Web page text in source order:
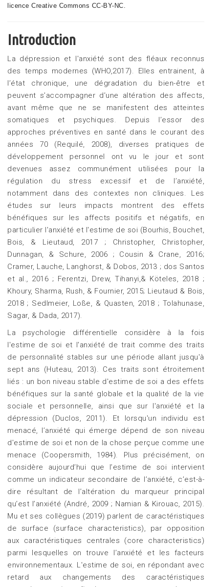
licence Creative Commons CC-BY-NC.
Introduction
La dépression et l'anxiété sont des fléaux reconnus
des temps modernes (WHO,2017). Elles entrainent, à
l’état chronique, une dégradation du bien-être et
peuvent s’accompagner d’une altération des affects,
avant même que ne se manifestent des atteintes
somatiques et psychiques. Depuis l’essor des
approches préventives en santé dans le courant des
années 70 (Requilé, 2008), diverses pratiques de
développement personnel ont vu le jour et sont
devenues assez communément utilisées pour la
régulation du stress excessif et de l’anxiété,
notamment dans des contextes non cliniques. Les
études sur leurs impacts montrent des effets
bénéfiques sur les affects positifs et négatifs, en
particulier l'anxiété et l'estime de soi (Bourhis, Bouchet,
Bois, & Lieutaud, 2017 ; Christopher, Christopher,
Dunnagan, & Schure, 2006 ; Cousin & Crane, 2016;
Cramer, Lauche, Langhorst, & Dobos, 2013 ; dos Santos
et al., 2016 ; Ferentzi, Drew, Tihanyi,& Köteles, 2018 ;
Khoury, Sharma, Rush, & Fournier, 2015; Lieutaud & Bois,
2018 ; Sedlmeier, Loße, & Quasten, 2018 ; Tolahunase,
Sagar, & Dada, 2017).
La psychologie différentielle considère à la fois
l'estime de soi et l'anxiété de trait comme des traits
de personnalité stables sur une période allant jusqu'à
sept ans (Huteau, 2013). Ces traits sont étroitement
liés : un bon niveau stable d'estime de soi a des effets
bénéfiques sur la santé globale et la qualité de la vie
sociale et personnelle, ainsi que sur l'anxiété et la
dépression (Duclos, 2011). Et lorsqu'un individu est
menacé, l’anxiété qui émerge dépend de son niveau
d'estime de soi et non de la chose perçue comme une
menace (Coopersmith, 1984). Plus précisément, on
considère aujourd’hui que l’estime de soi intervient
comme un indicateur secondaire de l’anxiété, c’est-à-
dire résultant de l’altération du marqueur principal
qu’est l’anxiété (André, 2009 ; Namian & Kirouac, 2015).
Mu et ses collègues (2019) parlent de caractéristiques
de surface (surface characteristics), par opposition
aux caractéristiques centrales (core characteristics)
parmi lesquelles on trouve l’anxiété et les facteurs
environnementaux. L'estime de soi, en répondant avec
retard aux changements des caractéristiques